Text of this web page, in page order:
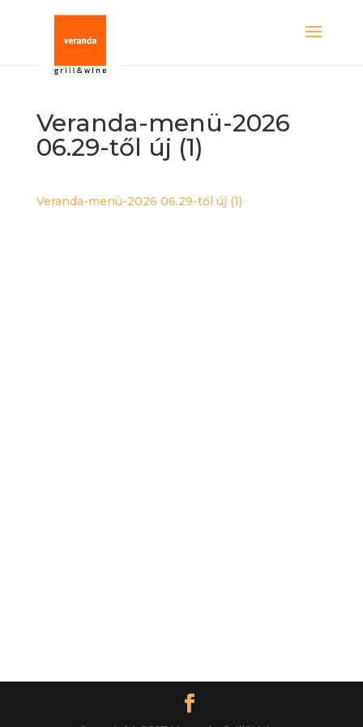
Veranda-menü-2026
06.29-től új (1)
Veranda-menü-2026 06.29-től új (1)